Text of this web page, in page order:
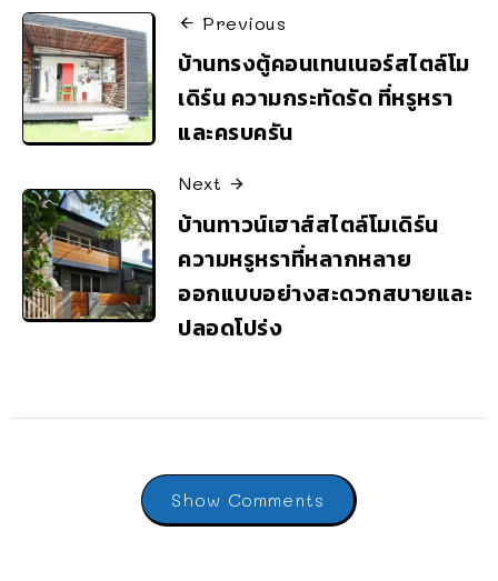
Previous
บ้านทรงตู้คอนเทนเนอร์สไตล์โม
เดิร์น ความกระทัดรัด ที่หรูหรา
และครบครัน
Next
บ้านทาวน์เฮาส์สไตล์โมเดิร์น
ความหรูหราที่หลากหลาย
ออกแบบอย่างสะดวกสบายและ
ปลอดโปร่ง
Show Comments